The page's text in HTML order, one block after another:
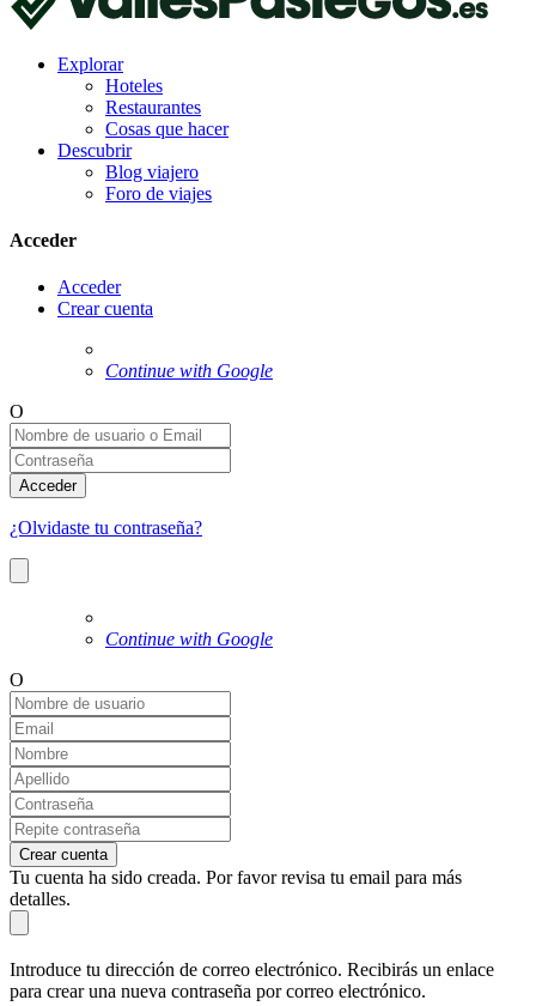
Explorar
Hoteles
Restaurantes
Cosas que hacer
Descubrir
Blog viajero
Foro de viajes
Acceder
Acceder
Crear cuenta
Continue with Google
O
Acceder
¿Olvidaste tu contraseña?
Continue with Google
O
Crear cuenta
Tu cuenta ha sido creada. Por favor revisa tu email para más
detalles.
Introduce tu dirección de correo electrónico. Recibirás un enlace
para crear una nueva contraseña por correo electrónico.